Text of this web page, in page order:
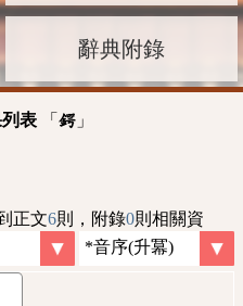
辭典附錄
表 「 鍔 」
正文6則，附錄0則相關資